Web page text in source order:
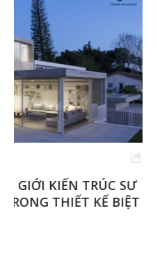
CÔNG TY CỔ PHẦN
THÔNG BÁO TUYỂN